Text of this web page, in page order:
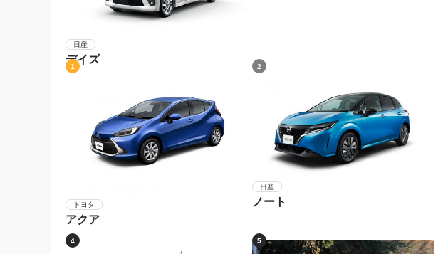
日産
デイズ
1
トヨタ
アクア
2
日産
ノート
4 5